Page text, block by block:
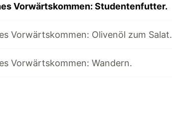
Vorwärtskommen: Studentenfutter.
Vorwärtskommen: Olivenöl zum Salat.
Vorwärtskommen: Wandern.